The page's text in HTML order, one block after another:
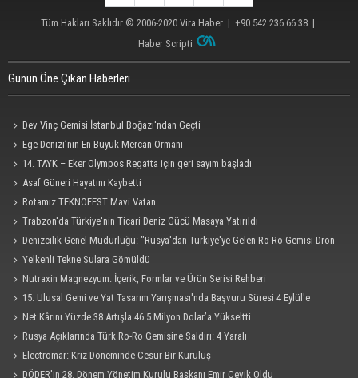
Tüm Hakları Saklıdır © 2006-2020 Vira Haber | +90 542 236 66 38 |
Haber Scripti
Günün Öne Çıkan Haberleri
Dev Vinç Gemisi İstanbul Boğazı'ndan Geçti
Ege Denizi’nin En Büyük Mercan Ormanı
14. TAYK – Eker Olympos Regatta için geri sayım başladı
Asaf Güneri Hayatını Kaybetti
Rotamız TEKNOFEST Mavi Vatan
Trabzon'da Türkiye'nin Ticari Deniz Gücü Masaya Yatırıldı
Denizcilik Genel Müdürlüğü: "Rusya'dan Türkiye'ye Gelen Ro-Ro Gemisi Dron
Saldırısına Uğradı"
Yelkenli Tekne Sulara Gömüldü
Nutraxin Magnezyum: İçerik, Formlar ve Ürün Serisi Rehberi
15. Ulusal Gemi ve Yat Tasarım Yarışması'nda Başvuru Süresi 4 Eylül'e
UzatıldıNet Kârını Yüzde 38 Artışla 46.5 Milyon Dolar’a Yükseltti
Rusya Açıklarında Türk Ro-Ro Gemisine Saldırı: 4 Yaralı
Electromar: Kriz Döneminde Cesur Bir Kuruluş
DÖDER'in 28. Dönem Yönetim Kurulu Başkanı Emir Çevik Oldu